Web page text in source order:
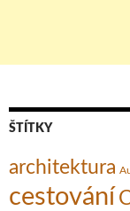
ŠTÍTKY
architektura
cestování